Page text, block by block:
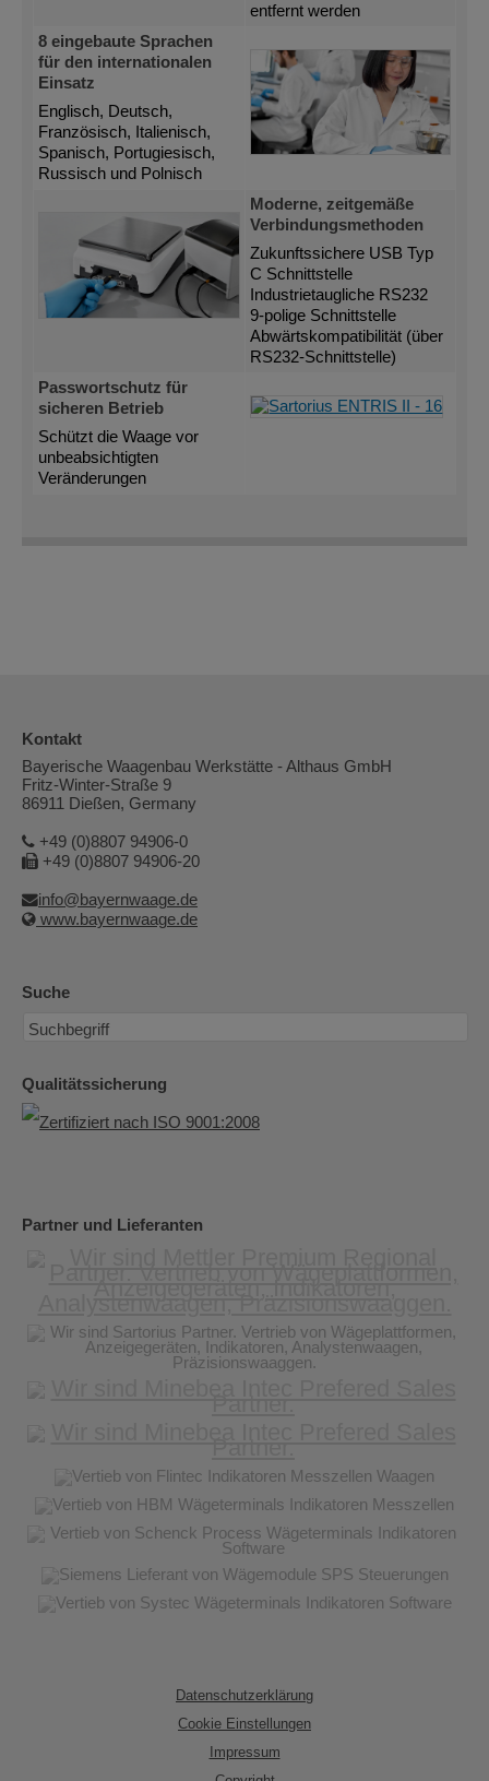
entfernt werden
8 eingebaute Sprachen
für den internationalen
Einsatz
Englisch, Deutsch,
Französisch, Italienisch,
Spanisch, Portugiesisch,
Russisch und Polnisch
Moderne, zeitgemäße
Verbindungsmethoden
Zukunftssichere USB Typ
C Schnittstelle
Industrietaugliche RS232
9-polige Schnittstelle
Abwärtskompatibilität (über
RS232-Schnittstelle)
Passwortschutz für
sicheren Betrieb
Schützt die Waage vor
unbeabsichtigten
Veränderungen
Kontakt
Bayerische Waagenbau Werkstätte - Althaus GmbH
Fritz-Winter-Straße 9
86911 Dießen, Germany
+49 (0)8807 94906-0
+49 (0)8807 94906-20
info@bayernwaage.de
www.bayernwaage.de
Suche
Qualitätssicherung
Partner und Lieferanten
Datenschutzerklärung
Cookie Einstellungen
Impressum